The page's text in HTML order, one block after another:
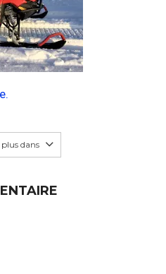
dans